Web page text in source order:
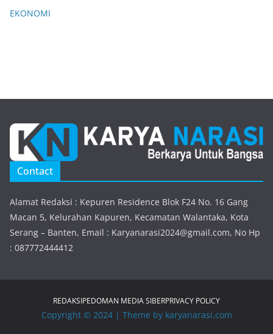
EKONOMI
Contact
Alamat Redaksi : Kepuren Residence Blok F24 No. 16 Gang
Macan 5, Kelurahan Kapuren, Kecamatan Walantaka, Kota
Serang – Banten, Email : Karyanarasi2024@gmail.com, No Hp
: 087772444412
REDAKSIPEDOMAN MEDIA SIBERPRIVACY POLICY
Copyright © 2024 | Theme by karyanarasi.com